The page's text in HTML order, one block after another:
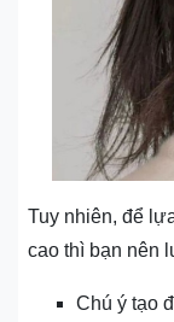
Tuy nhiên, để
cao thì bạn nên
Chú ý tạo